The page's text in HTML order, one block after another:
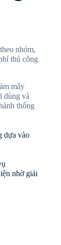
nhóm,
thủ công
mây
dùng và
thống
dựa vào
nhờ giải